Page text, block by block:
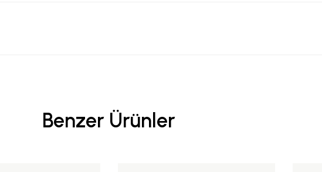
Benzer Ürünler